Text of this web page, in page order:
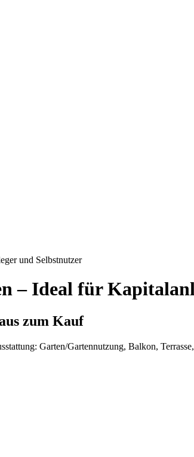
und Selbstnutzer
– Ideal für
zum Kauf
Garten/Gartennutzung, Balkon,